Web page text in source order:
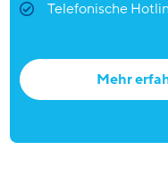
Telefonische
Mehr